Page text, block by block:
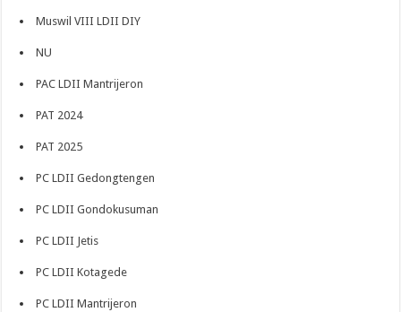
Muswil VIII LDII DIY
NU
PAC LDII Mantrijeron
PAT 2024
PAT 2025
PC LDII Gedongtengen
PC LDII Gondokusuman
PC LDII Jetis
PC LDII Kotagede
PC LDII Mantrijeron